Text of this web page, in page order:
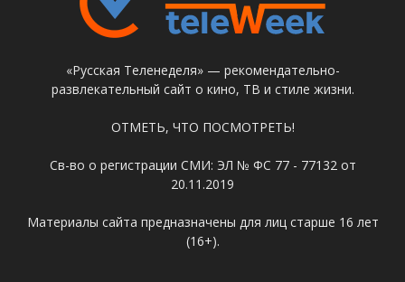
«Русская Теленеделя» — рекомендательно-
развлекательный сайт о кино, ТВ и стиле жизни.
ОТМЕТЬ, ЧТО ПОСМОТРЕТЬ!
Св-во о регистрации СМИ: ЭЛ № ФС 77 - 77132 от
20.11.2019
Материалы сайта предназначены для лиц старше 16 лет
(16+).